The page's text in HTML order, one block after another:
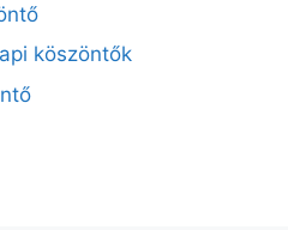
köszöntők